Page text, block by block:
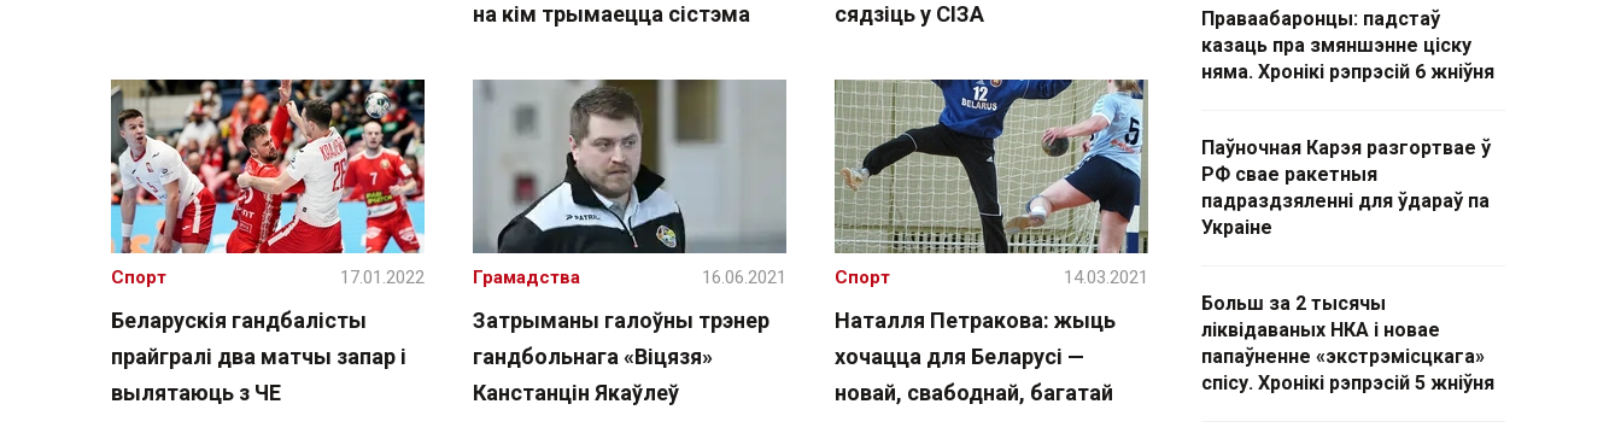
на кім трымаецца сістэма
сядзіць у СІЗА
Беларускія гандбалісты
прайгралі два матчы запар і
вылятаюць з ЧЕ
Спорт 17.01.2022
Затрыманы галоўны трэнер
гандбольнага «Віцязя»
Канстанцін Якаўлеў
Грамадства 16.06.2021
Наталля Петракова: жыць
хочацца для Беларусі —
новай, свабоднай, багатай
Спорт 14.03.2021
Праваабаронцы: падстаў
казаць пра змяншэнне ціску
няма. Хронікі рэпрэсій 6 жніўня
Паўночная Карэя разгортвае ў
РФ свае ракетныя
падраздзяленні для ўдараў па
Украіне
Больш за 2 тысячы
ліквідаваных НКА і новае
папаўненне «экстрэмісцкага»
спісу. Хронікі рэпрэсій 5 жніўня